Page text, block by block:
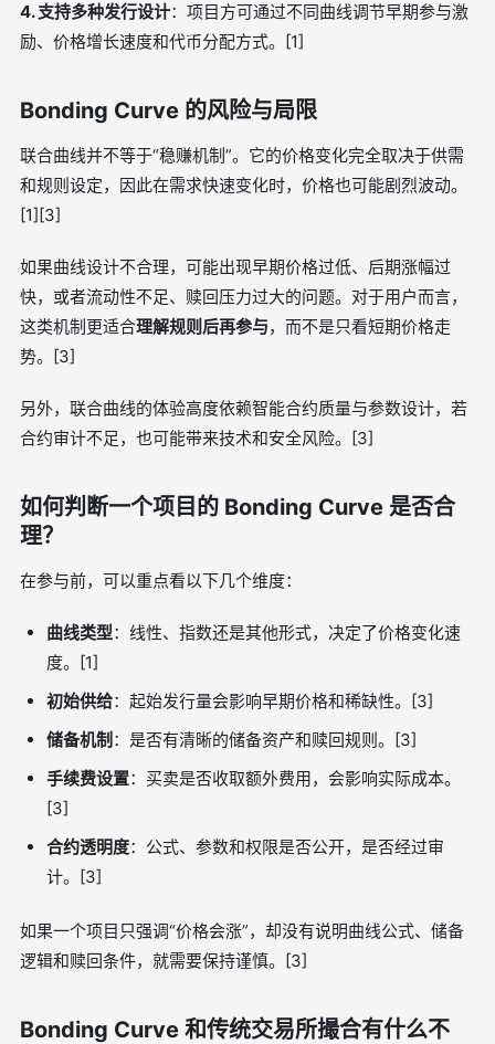
4. 支持多种发行设计：项目方可通过不同曲线调节早期参与激
励、价格增长速度和代币分配方式。[1]
Bonding Curve 的风险与局限
联合曲线并不等于“稳赚机制”。它的价格变化完全取决于供需
和规则设定，因此在需求快速变化时，价格也可能剧烈波动。
[1][3]
如果曲线设计不合理，可能出现早期价格过低、后期涨幅过
快，或者流动性不足、赎回压力过大的问题。对于用户而言，
这类机制更适合理解规则后再参与，而不是只看短期价格走
势。[3]
另外，联合曲线的体验高度依赖智能合约质量与参数设计，若
合约审计不足，也可能带来技术和安全风险。[3]
如何判断一个项目的 Bonding Curve 是否合
理？
在参与前，可以重点看以下几个维度：
曲线类型：线性、指数还是其他形式，决定了价格变化速
度。[1]
初始供给：起始发行量会影响早期价格和稀缺性。[3]
储备机制 ：是否有清晰的储备资产和赎回规则。[3]
手续费设置：买卖是否收取额外费用，会影响实际成本。
[3]
合约透明度：公式、参数和权限是否公开，是否经过审
计。[3]
如果一个项目只强调“价格会涨”，却没有说明曲线公式、储备
逻辑和赎回条件，就需要保持谨慎。[3]
Bonding Curve 和传统交易所撮合有什么不